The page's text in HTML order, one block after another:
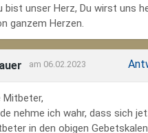
bist unser Herz, Du wirst uns
ganzem Herzen.
am 06.02.2023
Mitbeter,
nehme ich wahr, dass sich
in den obigen